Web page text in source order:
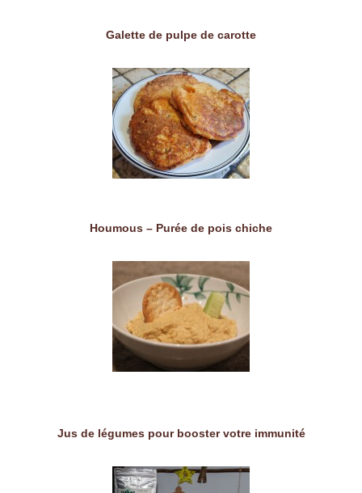
Galette de pulpe de carotte
Houmous – Purée de pois chiche
Jus de légumes pour booster votre immunité